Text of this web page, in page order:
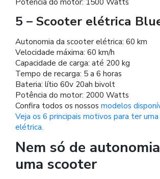
5 – Scooter elétrica
Autonomia da scooter elétrica: 60 km
Velocidade máxima: 60 km/h
Capacidade de carga: até 200 kg
Tempo de recarga: 5 a 6 horas
Bateria: lítio 60v 20ah bivolt
Potência do motor: 2000 Watts
Confira todos os nossos modelos
Veja os 6 principais motivos para ter
elétrica.
Nem só de
uma scooter